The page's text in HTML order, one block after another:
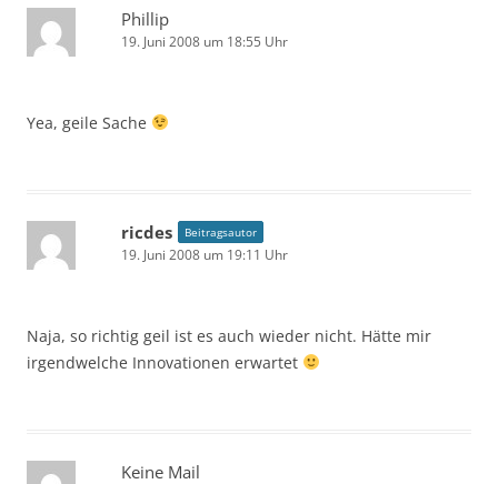
Phillip
19. Juni 2008 um 18:55 Uhr
Yea, geile Sache
ricdes Beitragsautor
19. Juni 2008 um 19:11 Uhr
Naja, so richtig geil ist es auch wieder nicht. Hätte mir
irgendwelche Innovationen erwartet
Keine Mail